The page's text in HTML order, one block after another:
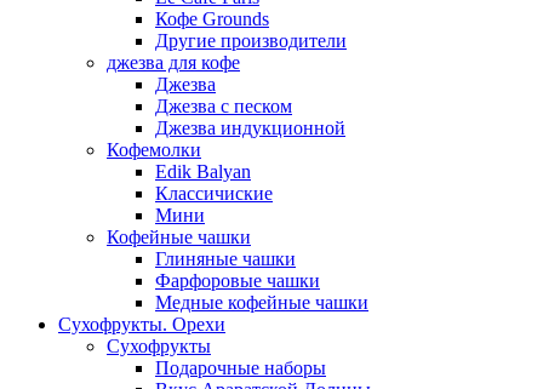
Кофе Grounds
Другие производители
джезва для кофе
Джезва
Джезва с песком
Джезва индукционной
Кофемолки
Edik Balyan
Классичиские
Мини
Кофейные чашки
Глиняные чашки
Фарфоровые чашки
Медные кофейные чашки
Сухофрукты. Орехи
Сухофрукты
Подарочные наборы